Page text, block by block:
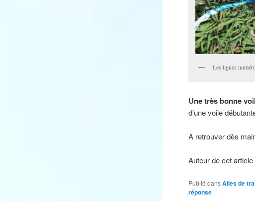
Les lignes
Une très bonne
d’une voile
A retrouver dès
Auteur de cet article
Publié dans Ailes de
réponse